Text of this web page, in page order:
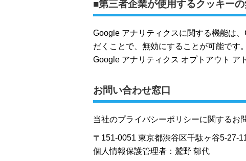
■第三者企業が使用するクッキーの
Google アナリティクスに関する機能は
だくことで、無効にすることが可能です。
Google アナリティクス オプトアウト ア
お問い合わせ窓口
当社のプライバシーポリシーに関するお
〒151-0051 東京都渋谷区千駄ヶ谷5-27-
個人情報保護管理者：鷲野 郁代